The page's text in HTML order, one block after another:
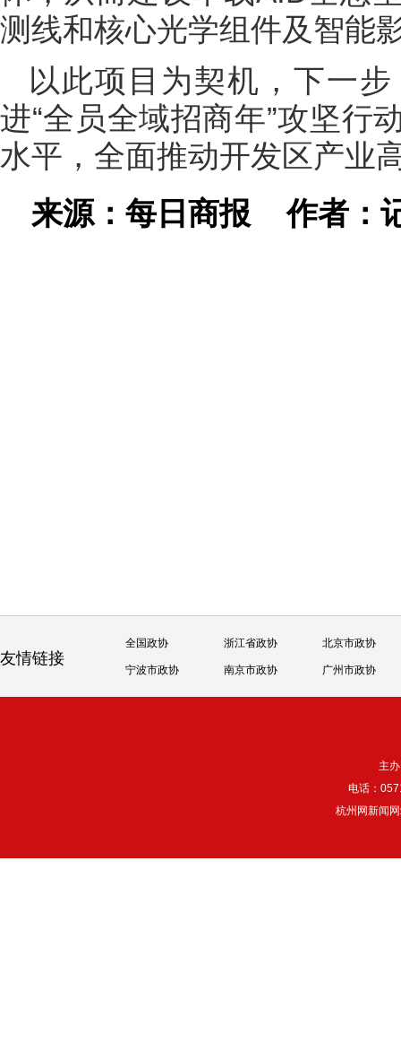
测线和核心光学组件及智能
以此项目为契机，下一
进“全员全域招商年”攻坚行
水平，全面推动开发区产业
来源：每日商报作者：
友情链接
全国政协 浙江省政协 北京市政协
宁波市政协 南京市政协 广州市政协
主
电话：
杭州网新闻